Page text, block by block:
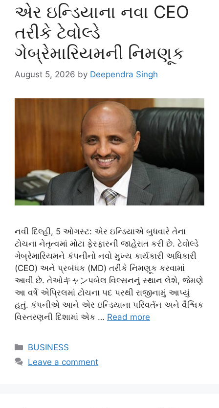
એર ઇન્ડિયાના નવા CEO
તરીકે ટેવોલ્ડે
ગેબ્રેમારિયમની નિમણૂક
August 5, 2026 by Deependra Singh
નવી દિલ્હી, 5 ઓગસ્ટ: એર ઇન્ડિયાએ બુધવારે તેના
ટોચના નેતૃત્વમાં મોટા ફેરફારની જાહેરાત કરી છે. ટેવોલ્ડે
ગેબ્રેમારિયમને કંપનીનો નવો મુખ્ય કાર્યકારી અધિકારી
(CEO) અને પ્રબંધક (MD) તરીકે નિમણૂક કરવામાં
આવી છે. તેઓキャンપબેલ વિલ્સનનું સ્થાન લેશે, જેમણે
આ વર્ષે એપ્રિલમાં ટોચના પદ પરથી રાજીનામું આપ્યું
હતું. કંપનીએ આને એર ઇન્ડિયાના પરિવર્તન અને વૈશ્વિક
વિસ્તરણની દિશામાં એક … Read more
Categories
BUSINESS
Leave a comment